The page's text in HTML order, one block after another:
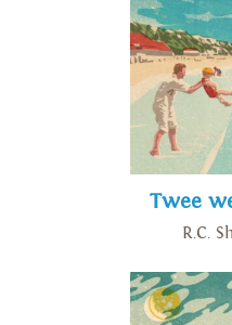
Twee
R.C.